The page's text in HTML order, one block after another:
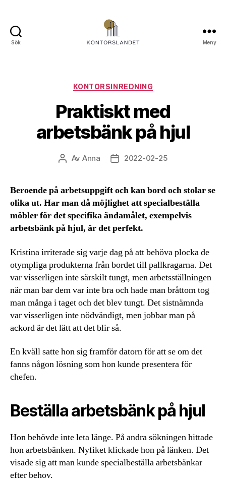
Sök Meny
Kategorier
KONTORSINREDNING
Praktiskt med
arbetsbänk på hjul
Inläggsförfattare
Av Anna Inläggsdatum
2022-02-25
Beroende på arbetsuppgift och kan bord och stolar se
olika ut. Har man då möjlighet att specialbeställa
möbler för det specifika ändamålet, exempelvis
arbetsbänk på hjul, är det perfekt.
Kristina irriterade sig varje dag på att behöva plocka de
otympliga produkterna från bordet till pallkragarna. Det
var visserligen inte särskilt tungt, men arbetsställningen
när man bar dem var inte bra och hade man bråttom tog
man många i taget och det blev tungt. Det sistnämnda
var visserligen inte nödvändigt, men jobbar man på
ackord är det lätt att det blir så.
En kväll satte hon sig framför datorn för att se om det
fanns någon lösning som hon kunde presentera för
chefen.
Beställa arbetsbänk på hjul
Hon behövde inte leta länge. På andra sökningen hittade
hon arbetsbänken. Nyfiket klickade hon på länken. Det
visade sig att man kunde specialbeställa arbetsbänkar
efter behov.